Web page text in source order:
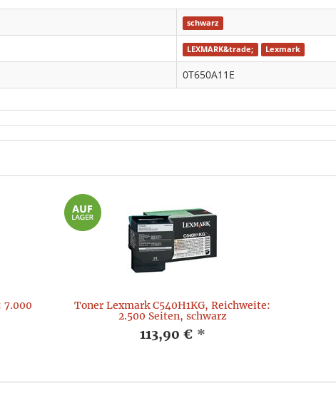
schwarz
LEXMARK&trade; Lexmark
0T650A11E
7.000
Toner Lexmark C540H1KG, Reichweite:
2.500 Seiten, schwarz
113,90 € *